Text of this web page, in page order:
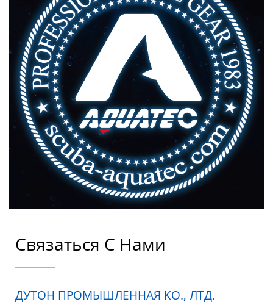
Связаться С Нами
ДУТОН ПРОМЫШЛЕННАЯ КО., ЛТД.